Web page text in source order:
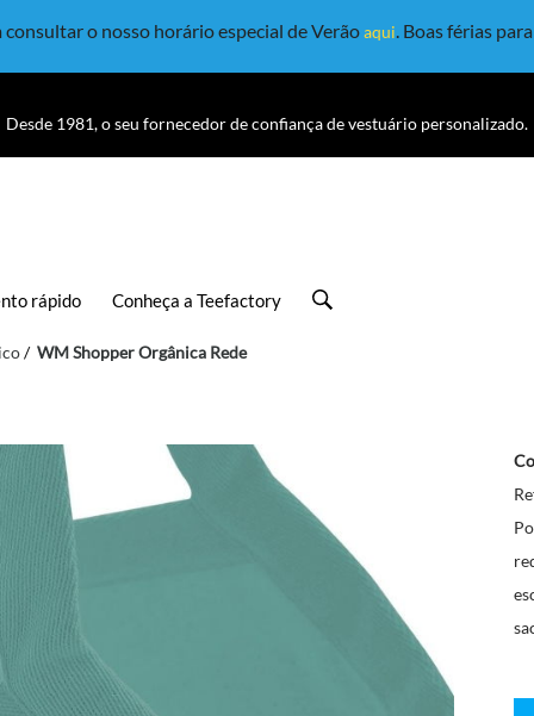
consultar o nosso horário especial de Verãoaqui. Boas férias
Desde 1981, o seu fornecedor de confiança de vestuário personalizado.
rápido Conheça a Teefactory
WM Shopper Orgânica Rede